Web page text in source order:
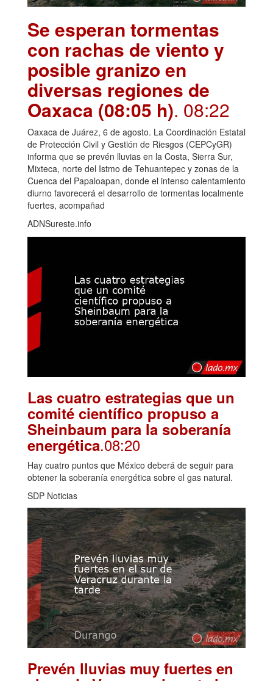
Se esperan tormentas
con rachas de viento y
posible granizo en
diversas regiones de
Oaxaca (08:05 h). 08:22
Oaxaca de Juárez, 6 de agosto. La Coordinación Estatal
de Protección Civil y Gestión de Riesgos (CEPCyGR)
informa que se prevén lluvias en la Costa, Sierra Sur,
Mixteca, norte del Istmo de Tehuantepec y zonas de la
Cuenca del Papaloapan, donde el intenso calentamiento
diurno favorecerá el desarrollo de tormentas localmente
fuertes, acompañad
ADNSureste.info
Las cuatro estrategias que un
comité científico propuso a
Sheinbaum para la soberanía
energética.08:20
Hay cuatro puntos que México deberá de seguir para
obtener la soberanía energética sobre el gas natural.
SDP Noticias
Prevén lluvias muy fuertes en